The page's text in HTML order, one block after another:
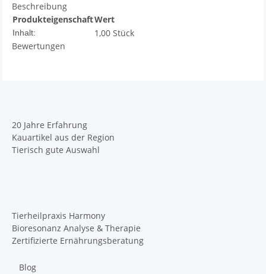
Beschreibung
ProdukteigenschaftWert
Inhalt:
1,00 Stück
Bewertungen
20 Jahre Erfahrung
Kauartikel aus der Region
Tierisch gute Auswahl
Tierheilpraxis Harmony
Bioresonanz Analyse & Therapie
Zertifizierte Ernährungsberatung
Blog